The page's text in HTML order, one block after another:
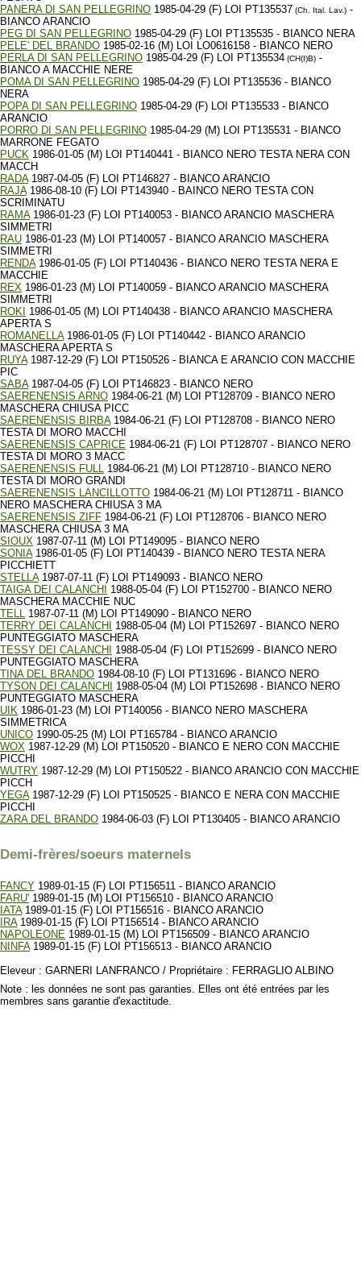
PANERA DI SAN PELLEGRINO 1985-04-29 (F) LOI PT135537 (Ch. Ital. Lav.) -
BIANCO ARANCIO
PEG DI SAN PELLEGRINO 1985-04-29 (F) LOI PT135535 - BIANCO NERA
PELE' DEL BRANDO 1985-02-16 (M) LOI LO0616158 - BIANCO NERO
PERLA DI SAN PELLEGRINO 1985-04-29 (F) LOI PT135534 (CH(I)B) -
BIANCO A MACCHIE NERE
POMA DI SAN PELLEGRINO 1985-04-29 (F) LOI PT135536 - BIANCO
NERA
POPA DI SAN PELLEGRINO 1985-04-29 (F) LOI PT135533 - BIANCO
ARANCIO
PORRO DI SAN PELLEGRINO 1985-04-29 (M) LOI PT135531 - BIANCO
MARRONE FEGATO
PUCK 1986-01-05 (M) LOI PT140441 - BIANCO NERO TESTA NERA CON
MACCH
RADA1987-04-05 (F) LOI PT146827 - BIANCO ARANCIO
RAJA1986-08-10 (F) LOI PT143940 - BAINCO NERO TESTA CON
SCRIMINATU
RAMA1986-01-23 (F) LOI PT140053 - BIANCO ARANCIO MASCHERA
SIMMETRI
RAU 1986-01-23 (M) LOI PT140057 - BIANCO ARANCIO MASCHERA
SIMMETRI
RENDA1986-01-05 (F) LOI PT140436 - BIANCO NERO TESTA NERA E
MACCHIE
REX 1986-01-23 (M) LOI PT140059 - BIANCO ARANCIO MASCHERA
SIMMETRI
ROKI 1986-01-05 (M) LOI PT140438 - BIANCO ARANCIO MASCHERA
APERTA S
ROMANELLA1986-01-05 (F) LOI PT140442 - BIANCO ARANCIO
MASCHERA APERTA S
RUYA1987-12-29 (F) LOI PT150526 - BIANCA E ARANCIO CON MACCHIE
PIC
SABA1987-04-05 (F) LOI PT146823 - BIANCO NERO
SAERENENSIS ARNO 1984-06-21 (M) LOI PT128709 - BIANCO NERO
MASCHERA CHIUSA PICC
SAERENENSIS BIRBA1984-06-21 (F) LOI PT128708 - BIANCO NERO
TESTA DI MORO MACCHI
SAERENENSIS CAPRICE 1984-06-21 (F) LOI PT128707 - BIANCO NERO
TESTA DI MORO 3 MACC
SAERENENSIS FULL 1984-06-21 (M) LOI PT128710 - BIANCO NERO
TESTA DI MORO GRANDI
SAERENENSIS LANCILLOTTO 1984-06-21 (M) LOI PT128711 - BIANCO
NERO MASCHERA CHIUSA 3 MA
SAERENENSIS ZIFF 1984-06-21 (F) LOI PT128706 - BIANCO NERO
MASCHERA CHIUSA 3 MA
SIOUX 1987-07-11 (M) LOI PT149095 - BIANCO NERO
SONIA1986-01-05 (F) LOI PT140439 - BIANCO NERO TESTA NERA
PICCHIETT
STELLA1987-07-11 (F) LOI PT149093 - BIANCO NERO
TAIGA DEI CALANCHI
1988-05-04 (F) LOI PT152700 - BIANCO NERO
MASCHERA MACCHIE NUC
TELL 1987-07-11 (M) LOI PT149090 - BIANCO NERO
TERRY DEI CALANCHI
1988-05-04 (M) LOI PT152697 - BIANCO NERO
PUNTEGGIATO MASCHERA
TESSY DEI CALANCHI
1988-05-04 (F) LOI PT152699 - BIANCO NERO
PUNTEGGIATO MASCHERA
TINA DEL BRANDO 1984-08-10 (F) LOI PT131696 - BIANCO NERO
TYSON DEI CALANCHI
1988-05-04 (M) LOI PT152698 - BIANCO NERO
PUNTEGGIATO MASCHERA
UIK 1986-01-23 (M) LOI PT140056 - BIANCO NERO MASCHERA
SIMMETRICA
UNICO 1990-05-25 (M) LOI PT165784 - BIANCO ARANCIO
WOX 1987-12-29 (M) LOI PT150520 - BIANCO E NERO CON MACCHIE
PICCHI
WUTRY 1987-12-29 (M) LOI PT150522 - BIANCO ARANCIO CON MACCHIE
PICCH
YEGA1987-12-29 (F) LOI PT150525 - BIANCO E NERA CON MACCHIE
PICCHI
ZARA DEL BRANDO 1984-06-03 (F) LOI PT130405 - BIANCO ARANCIO
Demi-frères/soeurs maternels
FANCY 1989-01-15 (F) LOI PT156511 - BIANCO ARANCIO
FARU' 1989-01-15 (M) LOI PT156510 - BIANCO ARANCIO
IATA1989-01-15 (F) LOI PT156516 - BIANCO ARANCIO
IRA1989-01-15 (F) LOI PT156514 - BIANCO ARANCIO
NAPOLEONE 1989-01-15 (M) LOI PT156509 - BIANCO ARANCIO
NINFA1989-01-15 (F) LOI PT156513 - BIANCO ARANCIO
Eleveur : GARNERI LANFRANCO / Propriétaire : FERRAGLIO ALBINO
Note : les données ne sont pas garanties. Elles ont été entrées par les
membres sans garantie d'exactitude.